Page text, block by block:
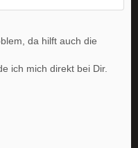
da hilft auch die
ich mich direkt bei Dir.